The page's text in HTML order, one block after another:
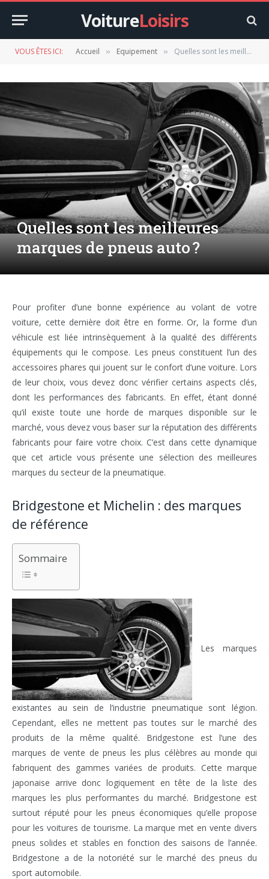
VoitureLoisirs
VOUS ÊTES ICI: Accueil » Equipement » Quelles sont les meilleures marques de pneus auto ?
Quelles sont les meilleures
marques de pneus auto ?
Pour profiter d’une bonne expérience au volant de votre
voiture, cette dernière doit être en forme. Or, la forme d’un
véhicule est liée intrinsèquement à la qualité des différents
équipements qui le compose. Les pneus constituent l’un des
accessoires phares qui jouent sur le confort d’une voiture. Lors
de leur choix, vous devez donc vérifier certains aspects clés,
dont les performances des fabricants. En effet, étant donné
qu’il existe toute une horde de marques disponible sur le
marché, vous devez vous baser sur la réputation des différents
fabricants pour faire votre choix. C’est dans cette dynamique
que cet article vous présente une sélection des meilleures
marques du secteur de la pneumatique.
Bridgestone et Michelin : des marques
de référence
Sommaire
Les marques
existantes au sein de l’industrie pneumatique sont légion.
Cependant, elles ne mettent pas toutes sur le marché des
produits de la même qualité. Bridgestone est l’une des
marques de vente de pneus les plus célèbres au monde qui
fabriquent des gammes variées de produits. Cette marque
japonaise arrive donc logiquement en tête de la liste des
marques les plus performantes du marché. Bridgestone est
surtout réputé pour les pneus économiques qu’elle propose
pour les voitures de tourisme. La marque met en vente divers
pneus solides et stables en fonction des saisons de l’année.
Bridgestone a de la notoriété sur le marché des pneus du
sport automobile.